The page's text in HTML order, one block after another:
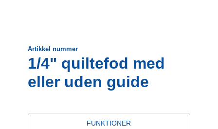
Artikkel nummer
1/4" quiltefod med
eller uden guide
FUNKTIONER